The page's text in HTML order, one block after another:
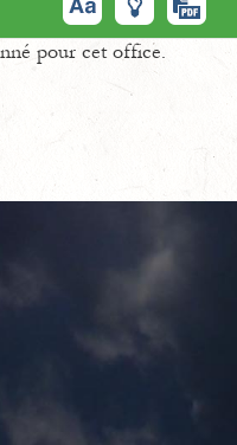
pour cet office.